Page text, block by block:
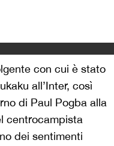
con cui è stato
all’Inter, così
di Paul Pogba alla
centrocampista
dei sentimenti